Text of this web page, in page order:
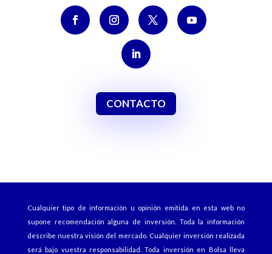
CONTACTO
Cualquier tipo de información u opinión emitida en esta web no
supone recomendación alguna de inversión. Toda la información
describe nuestra visión del mercado. Cualquier inversión realizada
será bajo vuestra responsabilidad. Toda inversión en Bolsa lleva